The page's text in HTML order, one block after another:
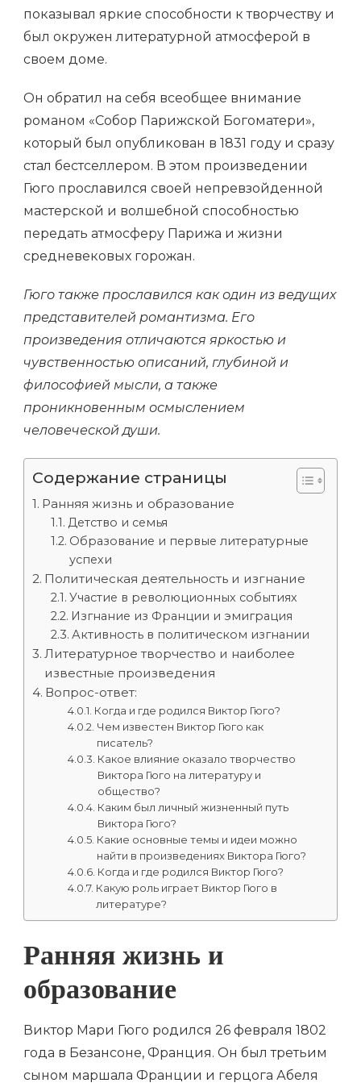
показывал яркие способности к творчеству и
был окружен литературной атмосферой в
своем доме.
Он обратил на себя всеобщее внимание
романом «Собор Парижской Богоматери»,
который был опубликован в 1831 году и сразу
стал бестселлером. В этом произведении
Гюго прославился своей непревзойденной
мастерской и волшебной способностью
передать атмосферу Парижа и жизни
средневековых горожан.
Гюго также прославился как один из ведущих
представителей романтизма. Его
произведения отличаются яркостью и
чувственностью описаний, глубиной и
философией мысли, а также
проникновенным осмыслением
человеческой души.
Содержание страницы
Ранняя жизнь и образование
Детство и семья
Образование и первые литературные
успехи
Политическая деятельность и изгнание
Участие в революционных событиях
Изгнание из Франции и эмиграция
Активность в политическом изгнании
Литературное творчество и наиболее
известные произведения
Вопрос-ответ:
Когда и где родился Виктор Гюго?
Чем известен Виктор Гюго как
писатель?
Какое влияние оказало творчество
Виктора Гюго на литературу и
общество?
Каким был личный жизненный путь
Виктора Гюго?
Какие основные темы и идеи можно
найти в произведениях Виктора Гюго?
Когда и где родился Виктор Гюго?
Какую роль играет Виктор Гюго в
литературе?
Ранняя жизнь и
образование
Виктор Мари Гюго родился 26 февраля 1802
года в Безансоне, Франция. Он был третьим
сыном маршала Франции и герцога Абеля